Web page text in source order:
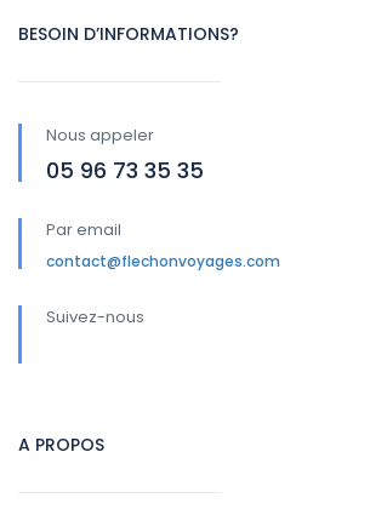
BESOIN D’INFORMATIONS?
Nous appeler
05 96 73 35 35
Par email
contact@flechonvoyages.com
Suivez-nous
A PROPOS